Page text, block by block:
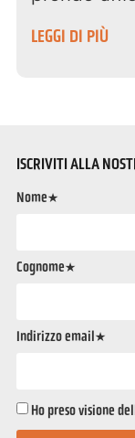
LEGGI DI PIÙ
ISCRIVITI ALLA
Nome*
Cognome*
Indirizzo email*
Ho preso visione